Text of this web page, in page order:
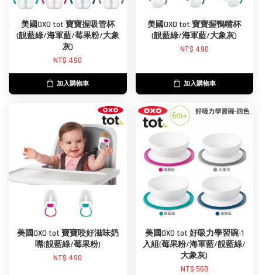
美國OXO tot 寶寶握吸管杯
(靚藍綠/海軍藍/莓果粉/大象
灰)
NT$ 490
加入購物車
美國OXO tot 寶寶握鴨嘴杯
(靚藍綠/海軍藍/大象灰)
NT$ 490
加入購物車
美國OXO tot 寶寶咬好滋味奶
嘴(靚藍綠/莓果粉)
NT$ 490
美國OXO tot 好吸力學習碗-1
入組(莓果粉/海軍藍/靚藍綠/
大象灰)
NT$ 560